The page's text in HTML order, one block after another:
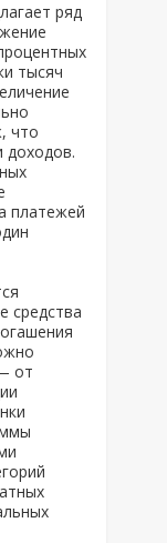
ряд
тысяч
что
доходов.
платежей
средства
от